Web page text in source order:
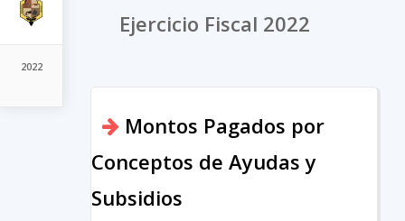
2022
Ejercicio Fiscal 2022
Montos Pagados por
Conceptos de Ayudas y
Subsidios